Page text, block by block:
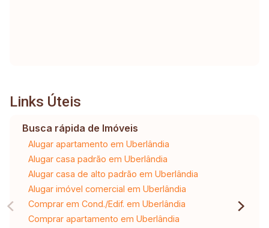
Links Úteis
Busca rápida de Imóveis
Alugar apartamento em Uberlândia
Alugar casa padrão em Uberlândia
Alugar casa de alto padrão em Uberlândia
Alugar imóvel comercial em Uberlândia
Comprar em Cond./Edif. em Uberlândia
Comprar apartamento em Uberlândia